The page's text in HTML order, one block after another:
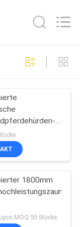
386
371
1800mm
pcs MOQ:50 Stücke